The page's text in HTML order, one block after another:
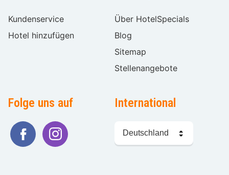
Kundenservice
Hotel hinzufügen
Über HotelSpecials
Blog
Sitemap
Stellenangebote
Folge uns auf International
wählen